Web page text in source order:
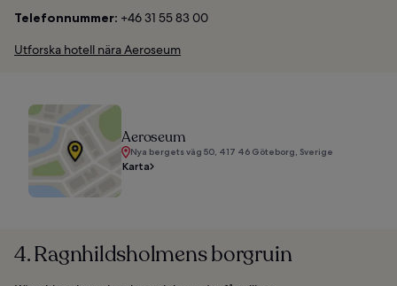
Telefonnummer: +46 31 55 83 00
Utforska hotell nära Aeroseum
Aeroseum
Nya bergets väg 50, 417 46 Göteborg, Sverige
Karta
4. Ragnhildsholmens borgruin